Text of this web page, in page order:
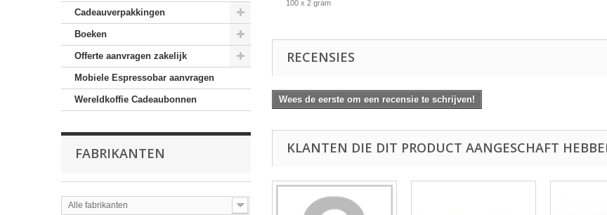
Cadeauverpakkingen
Boeken
Offerte aanvragen zakelijk
Mobiele Espressobar aanvragen
Wereldkoffie Cadeaubonnen
FABRIKANTEN
Alle fabrikanten
100 x 2 gram
RECENSIES
Wees de eerste om een recensie te schrijven!
KLANTEN DIE DIT PRODUCT AANGESCHAFT